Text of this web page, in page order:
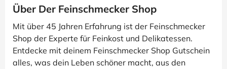
Über Der Feinschmecker Shop
Mit über 45 Jahren Erfahrung ist der Feinschmecker
Shop der Experte für Feinkost und Delikatessen.
Entdecke mit deinem Feinschmecker Shop Gutschein
alles, was dein Leben schöner macht, aus den